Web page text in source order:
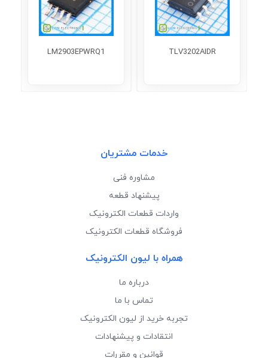
TLV3202AIDR
LM2903EPWRQ1
خدمات مشتریان
مشاوره فنی
پیشنهاد قطعه
واردات قطعات الکترونیک
فروشگاه قطعات الکترونیک
همراه با لیون الکترونیک
درباره ما
تماس با ما
تجربه خرید از لیون الکترونیک
انتقادات و پیشنهادات
قوانین و مقررات